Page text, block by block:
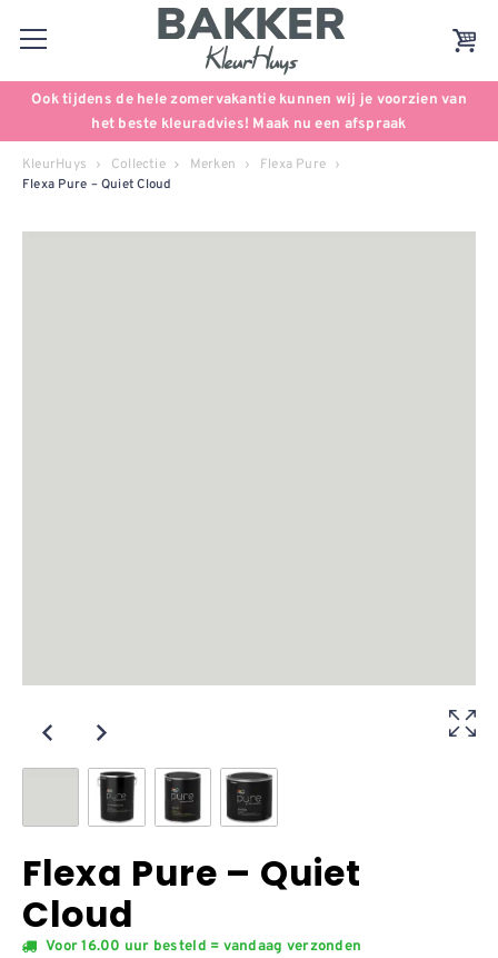
Ook tijdens de hele zomervakantie kunnen wij je voorzien van
het beste kleuradvies! Maak nu een afspraak
KleurHuys Collectie Merken Flexa Pure
Flexa Pure – Quiet Cloud
Flexa Pure – Quiet
Cloud
Voor 16.00 uur besteld = vandaag verzonden